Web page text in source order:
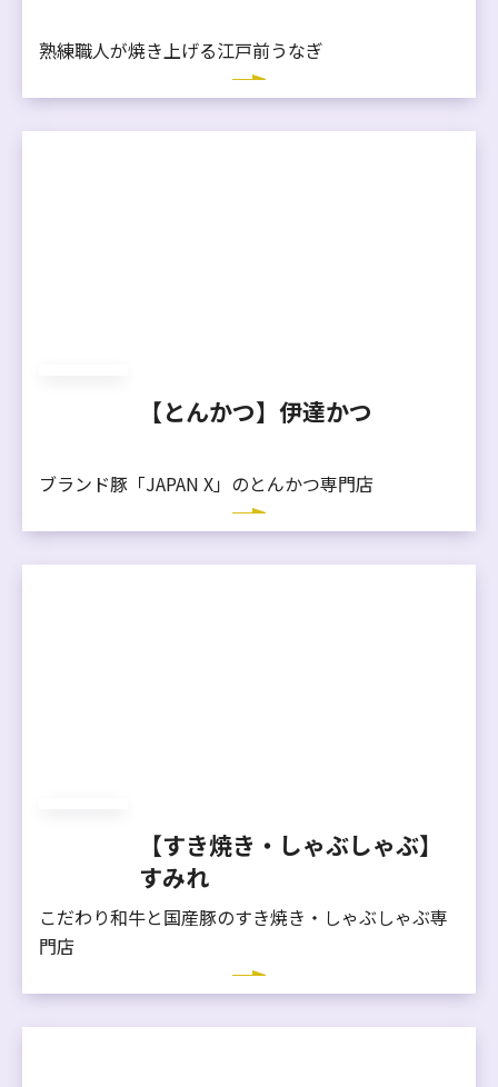
熟練職人が焼き上げる江戸前うなぎ
【とんかつ】伊達かつ
ブランド豚「JAPAN X」のとんかつ専門店
【すき焼き・しゃぶしゃぶ】
すみれ
こだわり和牛と国産豚のすき焼き・しゃぶしゃぶ専
門店